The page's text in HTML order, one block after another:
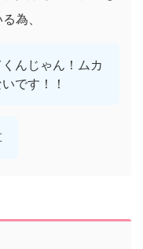
為、
んじゃん！ムカ
です！！